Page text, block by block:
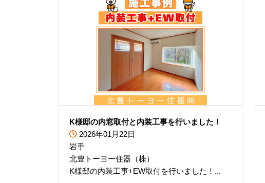
K様邸の内窓取付と内装工事を行いました！
2026年01月22日
岩手
北豊トーヨー住器（株）
K様邸の内装工事+EW取付を行いました！...